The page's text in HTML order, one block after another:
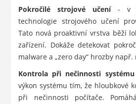
Pokročilé strojové učení- v
technologie strojového učení
Tato nová proaktivní vrstva běží
zařízení. Dokáže detekovat
malware a „zero day“ hrozby
Kontrola při nečinnosti systému
výkon systému tím, že hloubkové
při nečinnosti počítače.